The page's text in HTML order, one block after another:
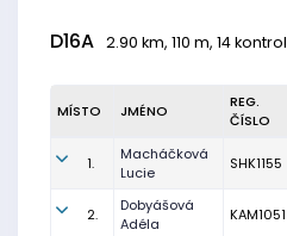
D16A 2.90 km, 110 m, 14 kontrol
MÍSTO JMÉNO
REG.
ČÍSLO
1.
Macháčková
Lucie
SHK1155
2.
Dobyášová
Adéla
KAM1051